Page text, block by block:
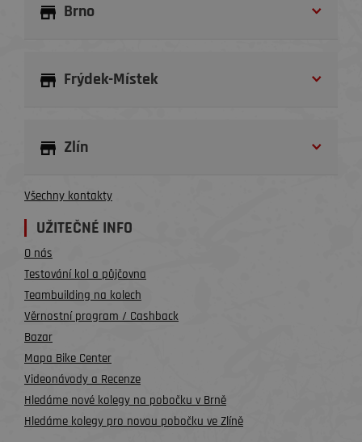
Brno
Frýdek-Místek
Zlín
Všechny kontakty
UŽITEČNÉ INFO
O nás
Testování kol a půjčovna
Teambuilding na kolech
Věrnostní program / Cashback
Bazar
Mapa Bike Center
Videonávody a Recenze
Hledáme nové kolegy na pobočku v Brně
Hledáme kolegy pro novou pobočku ve Zlíně